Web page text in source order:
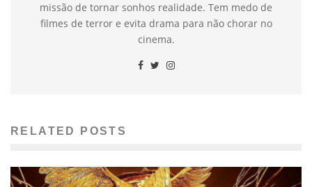
missão de tornar sonhos realidade. Tem medo de
filmes de terror e evita drama para não chorar no
cinema.
RELATED POSTS